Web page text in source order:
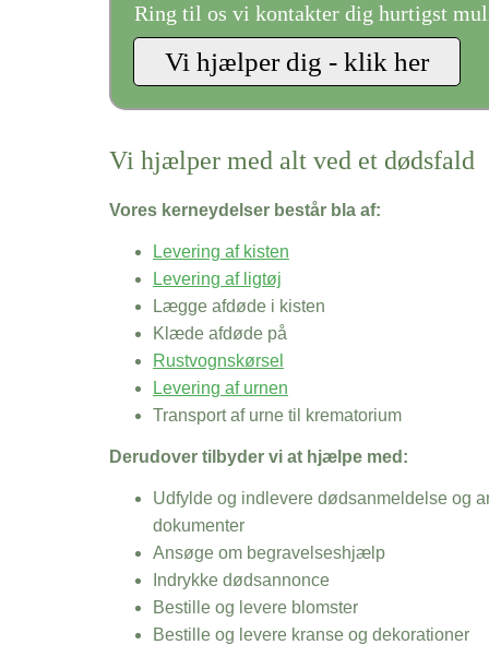
Ring til os vi kontakter dig hurtigst
Vi hjælper med alt ved et dødsfald
Vores kerneydelser består bla af:
Levering af kisten
Levering af ligtøj
Lægge afdøde i kisten
Klæde afdøde på
Rustvognskørsel
Levering af urnen
Transport af urne til krematorium
Derudover tilbyder vi at hjælpe med:
Udfylde og indlevere dødsanmeldelse og
dokumenter
Ansøge om begravelseshjælp
Indrykke dødsannonce
Bestille og levere blomster
Bestille og levere kranse og dekorationer